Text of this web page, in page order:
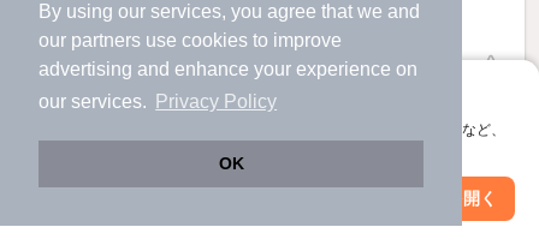
By using our services, you agree that we and
our partners use cookies to improve
advertising and enhance your experience on
our services.
Privacy Policy
OK
アプリに切り替えて、サクサクお部屋探し
会員登録なしですぐ使える。マップ検索やお気に入り保存など、
アプリを開く
1階 / 2LDK / 51.79㎡
お問い合わせ （無料）
絞り込み条件を変更